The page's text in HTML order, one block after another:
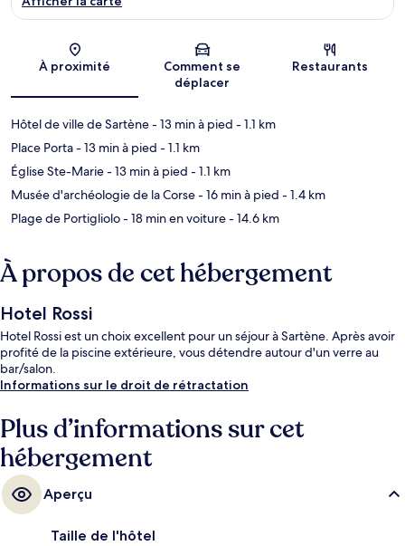
Carte
À proximité
Comment se
déplacer
Restaurants
Hôtel de ville de Sartène- 13 min à pied - 1.1 km
Place Porta- 13 min à pied - 1.1 km
Église Ste-Marie- 13 min à pied - 1.1 km
Musée d'archéologie de la Corse- 16 min à pied - 1.4 km
Plage de Portigliolo- 18 min en voiture- 14.6 km
À propos de cet hébergement
Hotel Rossi
Hotel Rossi est un choix excellent pour un séjour à Sartène. Après avoir
profité de la piscine extérieure, vous détendre autour d'un verre au
bar/salon.
Informations sur le droit de rétractation
Plus d’informations sur cet
hébergement
Aperçu
Taille de l'hôtel